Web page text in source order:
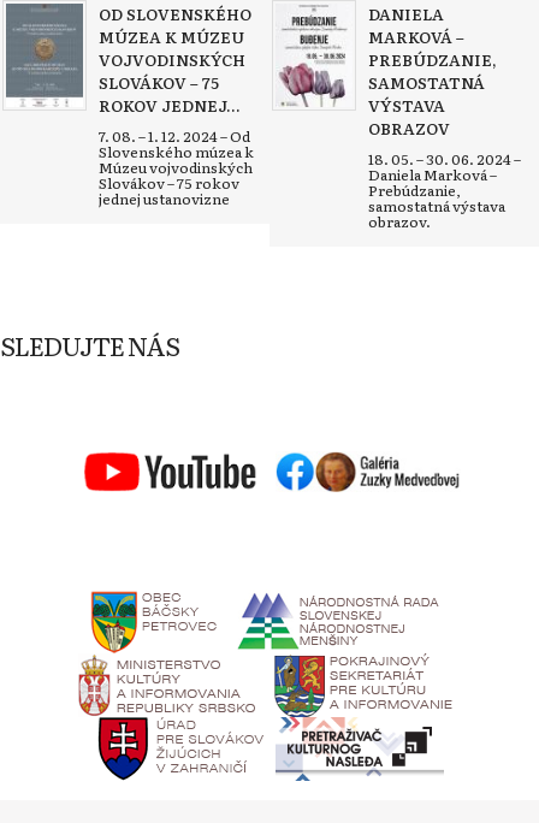
OD SLOVENSKÉHO
MÚZEA K MÚZEU
VOJVODINSKÝCH
SLOVÁKOV – 75
ROKOV JEDNEJ...
7. 08. – 1. 12. 2024 – Od
Slovenského múzea k
Múzeu vojvodinských
Slovákov – 75 rokov
jednej ustanovizne
DANIELA
MARKOVÁ –
PREBÚDZANIE,
SAMOSTATNÁ
VÝSTAVA
OBRAZOV
18. 05. – 30. 06. 2024 –
Daniela Marková –
Prebúdzanie,
samostatná výstava
obrazov.
SLEDUJTE NÁS